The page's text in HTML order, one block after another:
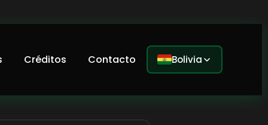
Créditos Contacto Bolivia